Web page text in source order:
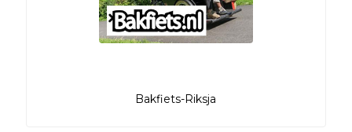
Bakfiets-Riksja